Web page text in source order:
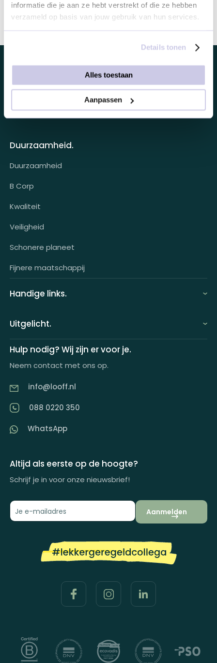
informatie die je aan ze hebt verstrekt of die ze hebben
verzameld op basis van jouw gebruik van hun services.
Details tonen
Alles toestaan
Aanpassen
Dit product toevoegen
Looff bedrijfsomgeving
Looff attentprogramma | Collega's
Tarieven
Voor wie?
Klantcases
HR-koppeling
OCI-koppeling
Contact
Werken bij
Duurzaamheid.
Duurzaamheid
B Corp
Kwaliteit
Veiligheid
Schonere planeet
Fijnere maatschappij
Handige links.
FAQ
Demo aanvragen
Impactrapport
Uitgelicht.
Keuzecadeauconcepten
Looff keuzecadeaukaart
Producten in huisstijl
Hulp nodig? Wij zijn er voor je.
Neem contact met ons op.
info@looff.nl
088 0220 350
WhatsApp
Altijd als eerste op de hoogte?
Schrijf je in voor onze nieuwsbrief!
Aanmelden